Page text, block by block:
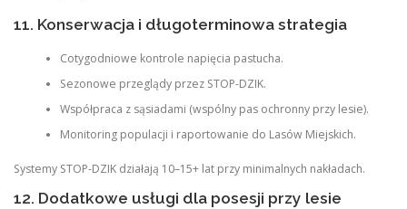
11. Konserwacja i długoterminowa strategia
Cotygodniowe kontrole napięcia pastucha.
Sezonowe przeglądy przez STOP-DZIK.
Współpraca z sąsiadami (wspólny pas ochronny przy lesie).
Monitoring populacji i raportowanie do Lasów Miejskich.
Systemy STOP-DZIK działają 10–15+ lat przy minimalnych nakładach.
12. Dodatkowe usługi dla posesji przy lesie